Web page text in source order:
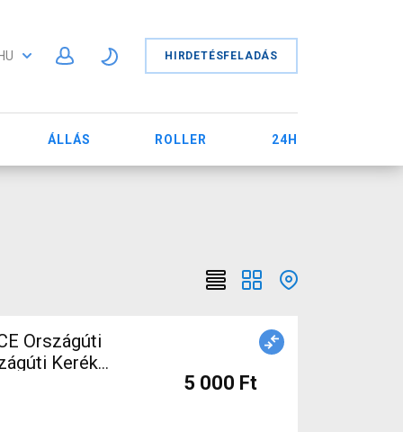
HU HIRDETÉSFELADÁS
ÁLLÁS ROLLER 24H
Országúti
Kerék
5 000 Ft